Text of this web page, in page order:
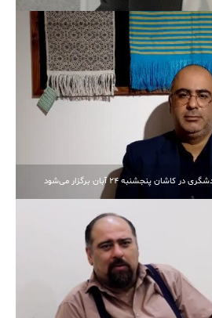
پنجشنبه 24 آبان برگزار می‌شود